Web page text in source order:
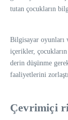
tutan çocukların
Bilgisayar oyunları
içerikler,
derin düşünme
faaliyetlerini
Çevrimiçi